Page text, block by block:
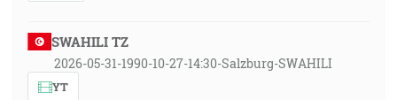
SWAHILI TZ
2026-05-31-1990-10-27-14:30-Salzburg-SWAHILI
YT